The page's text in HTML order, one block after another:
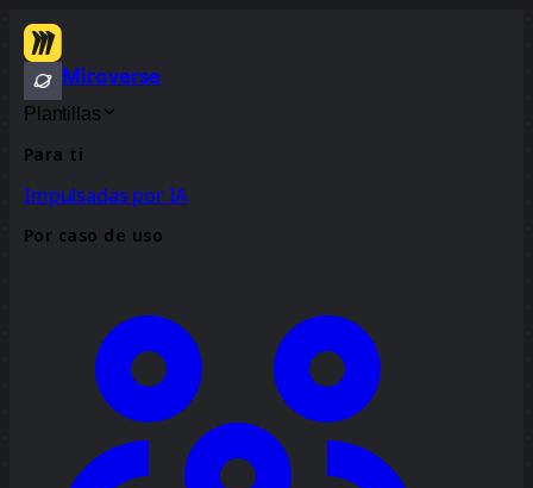
Miroverse
Plantillas
Para ti
Impulsadas por IA
Por caso de uso